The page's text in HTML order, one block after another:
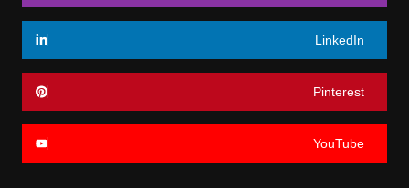
LinkedIn
Pinterest
YouTube